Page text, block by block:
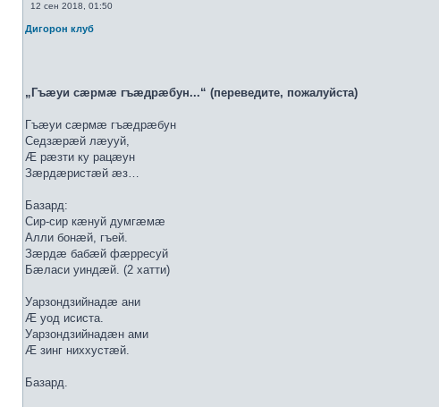
12 сен 2018, 01:50
Дигорон клуб
„Гъæуи сæрмæ гъæдрæбун...“ (переведите, пожалуйста)
Гъæуи сæрмæ гъæдрæбун
Седзæрæй лæууй,
Æ рæзти ку рацæун
Зæрдæристæй æз…
Базард:
Сир-сир кæнуй думгæмæ
Алли бонæй, гъей.
Зæрдæ бабæй фæрресуй
Бæласи уиндæй. (2 хатти)
Уарзондзийнадæ ани
Æ уод исиста.
Уарзондзийнадæн ами
Æ зинг ниххустæй.
Базард.